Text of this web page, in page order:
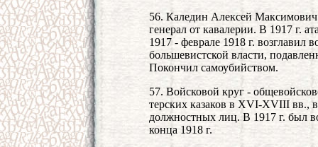
56. Каледин Алексей
генерал от кавалерии. В 1917 г.
1917 - феврале 1918 г. возглавил
большевистской власти,
Покончил самоубийством.
57. Войсковой круг -
терских казаков в XVI-XVIII вв.,
должностных лиц. В 1917 г. был
конца 1918 г.